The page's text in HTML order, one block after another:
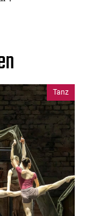
Tanz